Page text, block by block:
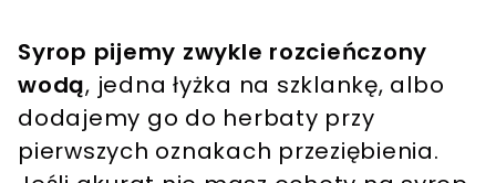
Syrop pijemy zwykle rozcieńczony
wodą, jedna łyżka na szklankę, albo
dodajemy go do herbaty przy
pierwszych oznakach przeziębienia.